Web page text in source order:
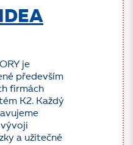
je
především
firmách
K2. Každý
a užitečné